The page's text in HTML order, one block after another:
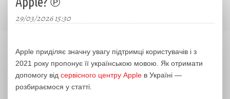
29/03/2026 15:30
Apple приділяє значну увагу підтримці користувачів і з
2021 року пропонує її українською мовою. Як отримати
допомогу від сервісного центру Apple в Україні —
розбираємося у статті.